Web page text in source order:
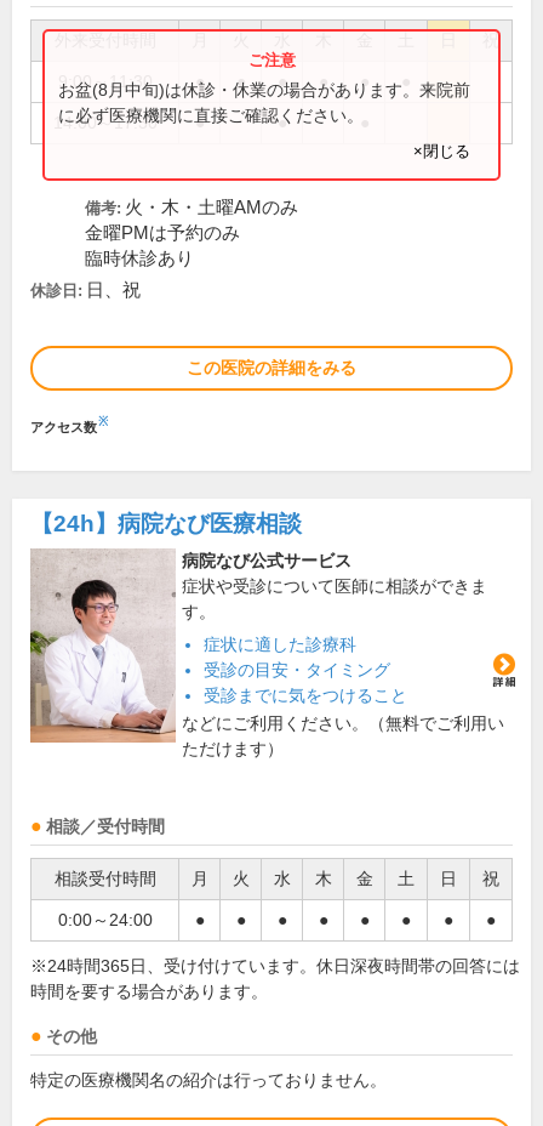
祝
9:00～11:30 ● ● ● ● ●
14:00～17:30 ● ●
お盆(8月中旬)は休診・休業の場合があります。来院前
に必ず医療機関に直接ご確認ください。
×閉じる
備考: 火・木・土曜AMのみ
金曜PMは予約のみ
臨時休診あり
休診日: 日、祝
この医院の詳細をみる
アクセス数※
【24h】 病院なび医療相談
病院なび公式サービス
症状や受診について医師に相談ができま
す。
症状に適した診療科
受診の目安・タイミング
受診までに気をつけること
などにご利用ください。（無料でご利用い
ただけます）
相談／受付時間
相談受付時間 月 火 水 木 金 土 日 祝
0:00～24:00 ● ● ● ● ● ● ● ●
※24時間365日、受け付けています。休日深夜時間帯の回答には
時間を要する場合があります。
その他
特定の医療機関名の紹介は行っておりません。